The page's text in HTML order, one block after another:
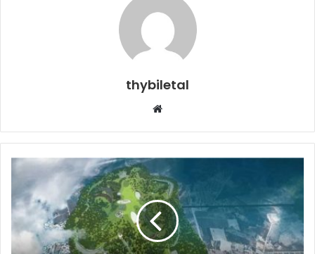
thybiletal
Web